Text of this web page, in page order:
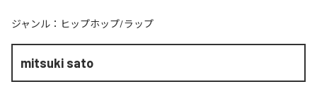
ジャンル： ヒップホップ/ラップ
mitsuki sato